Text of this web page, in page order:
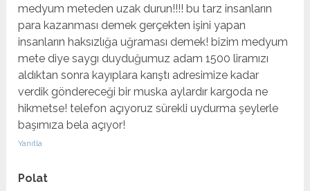
medyum meteden uzak durun!!!! bu tarz insanların
para kazanması demek gerçekten işini yapan
insanların haksızlığa uğraması demek! bizim medyum
mete diye saygı duyduğumuz adam 1500 liramızı
aldıktan sonra kayıplara karıştı adresimize kadar
verdik göndereceği bir muska aylardır kargoda ne
hikmetse! telefon açıyoruz sürekli uydurma şeylerle
başımıza bela açıyor!
Yanıtla
Polat